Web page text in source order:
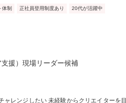
体制 正社員登用制度あり 20代が活躍中
援）現場リーダー候補
ャレンジしたい 未経験からクリエイターを目